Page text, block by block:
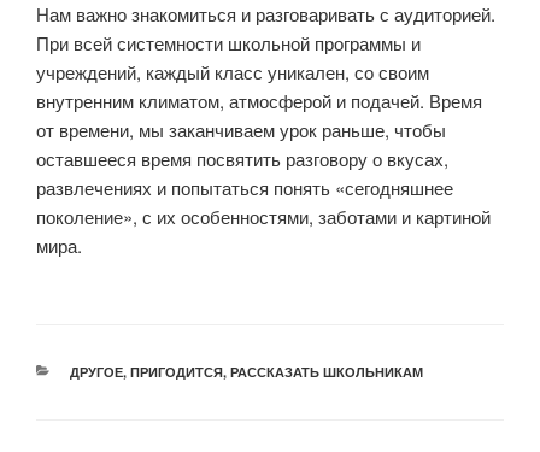
Нам важно знакомиться и разговаривать с аудиторией.
При всей системности школьной программы и
учреждений, каждый класс уникален, со своим
внутренним климатом, атмосферой и подачей. Время
от времени, мы заканчиваем урок раньше, чтобы
оставшееся время посвятить разговору о вкусах,
развлечениях и попытаться понять «сегодняшнее
поколение», с их особенностями, заботами и картиной
мира.
РУБРИКИ
ДРУГОЕ, ПРИГОДИТСЯ, РАССКАЗАТЬ ШКОЛЬНИКАМ